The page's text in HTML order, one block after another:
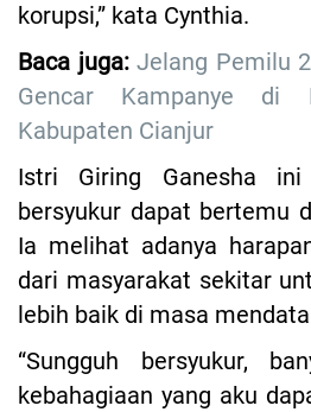
korupsi,” kata Cynthia.
Baca juga: Jelang Pemilu
Gencar Kampanye di
Kabupaten Cianjur
Istri Giring Ganesha ini
bersyukur dapat bertemu
Ia melihat adanya
dari masyarakat sekitar
lebih baik di masa
“Sungguh bersyukur,
kebahagiaan yang aku